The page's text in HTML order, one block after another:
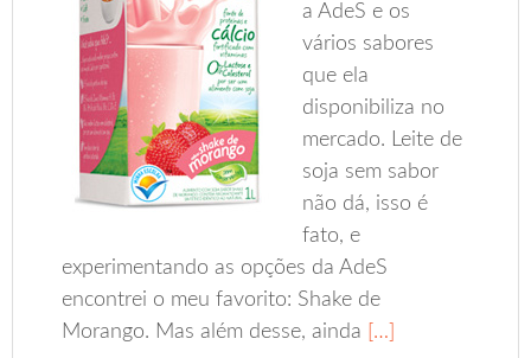
a AdeS e os
vários sabores
que ela
disponibiliza no
mercado. Leite de
soja sem sabor
não dá, isso é
fato, e
experimentando as opções da AdeS
encontrei o meu favorito: Shake de
Morango. Mas além desse, ainda […]